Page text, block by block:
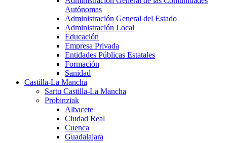
Autónomas
Administración General del Estado
Administración Local
Educación
Empresa Privada
Entidades Públicas Estatales
Formación
Sanidad
Castilla-La Mancha
Sartu Castilla-La Mancha
Probinziak
Albacete
Ciudad Real
Cuenca
Guadalajara